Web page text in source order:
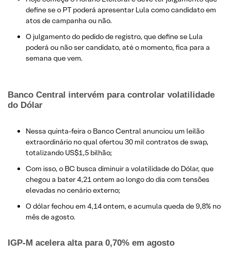
define se o PT poderá apresentar Lula como candidato em
atos de campanha ou não.
O julgamento do pedido de registro, que define se Lula
poderá ou não ser candidato, até o momento, fica para a
semana que vem.
Banco Central intervém para controlar volatilidade
do Dólar
​Nessa quinta-feira o Banco Central anunciou um leilão
extraordinário no qual ofertou 30 mil contratos de swap,
totalizando US$1,5 bilhão;
Com isso, o BC busca diminuir a volatilidade do Dólar, que
chegou a bater 4,21 ontem ao longo do dia com tensões
elevadas no cenário externo;
O dólar fechou em 4,14 ontem, e acumula queda de 9,8% no
mês de agosto.
IGP-M acelera alta para 0,70% em agosto